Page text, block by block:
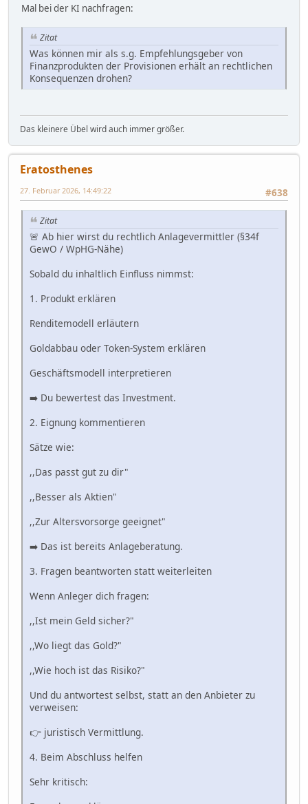
Mal bei der KI nachfragen:
Zitat
Was können mir als s.g. Empfehlungsgeber von
Finanzprodukten der Provisionen erhält an rechtlichen
Konsequenzen drohen?
Das kleinere Übel wird auch immer größer.
Eratosthenes
#638
27. Februar 2026, 14:49:22
Zitat
🚨 Ab hier wirst du rechtlich Anlagevermittler (§34f
GewO / WpHG-Nähe)
Sobald du inhaltlich Einfluss nimmst:
1. Produkt erklären
Renditemodell erläutern
Goldabbau oder Token-System erklären
Geschäftsmodell interpretieren
➡️ Du bewertest das Investment.
2. Eignung kommentieren
Sätze wie:
,,Das passt gut zu dir"
,,Besser als Aktien"
,,Zur Altersvorsorge geeignet"
➡️ Das ist bereits Anlageberatung.
3. Fragen beantworten statt weiterleiten
Wenn Anleger dich fragen:
,,Ist mein Geld sicher?"
,,Wo liegt das Gold?"
,,Wie hoch ist das Risiko?"
Und du antwortest selbst, statt an den Anbieter zu
verweisen:
👉 juristisch Vermittlung.
4. Beim Abschluss helfen
Sehr kritisch: